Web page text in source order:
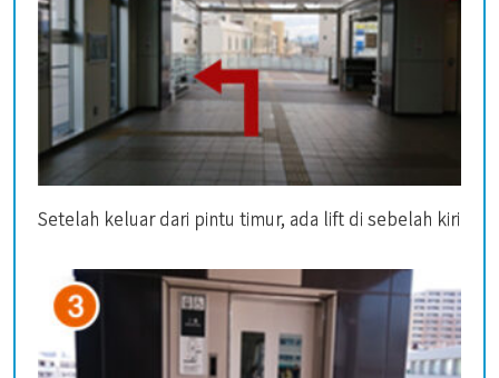
Setelah keluar dari pintu timur, ada lift di sebelah kiri